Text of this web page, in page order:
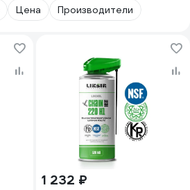
Цена Производители
1 232 ₽